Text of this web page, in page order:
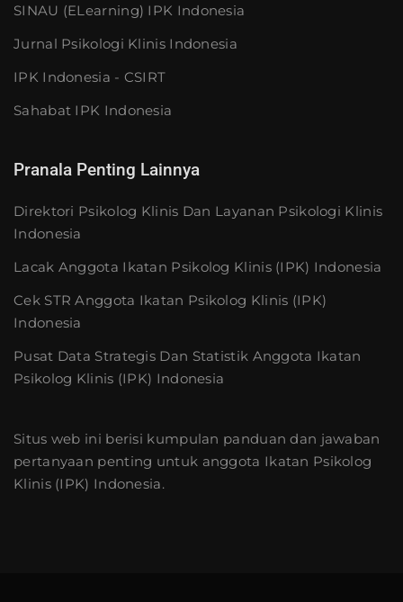
SINAU (eLearning) IPK Indonesia
Jurnal Psikologi Klinis Indonesia
IPK Indonesia - CSIRT
Sahabat IPK Indonesia
Pranala Penting Lainnya
Direktori Psikolog Klinis Dan Layanan Psikologi Klinis
Indonesia
Lacak Anggota Ikatan Psikolog Klinis (IPK) Indonesia
Cek STR Anggota Ikatan Psikolog Klinis (IPK)
Indonesia
Pusat Data Strategis Dan Statistik Anggota Ikatan
Psikolog Klinis (IPK) Indonesia
Situs web ini berisi kumpulan panduan dan jawaban
pertanyaan penting untuk anggota Ikatan Psikolog
Klinis (IPK) Indonesia.